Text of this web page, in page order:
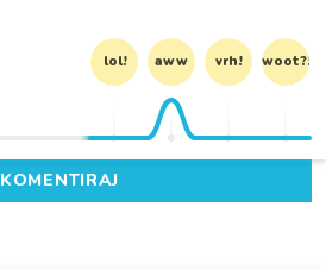
lol! aww vrh! woot?!
KOMENTIRAJ